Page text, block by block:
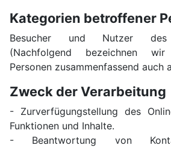
Kategorien betroffener
Besucher und Nutzer des
(Nachfolgend bezeichnen
Personen zusammenfassend auch
Zweck der Verarbeitung
- Zurverfügungstellung des
Funktionen und Inhalte.
- Beantwortung von